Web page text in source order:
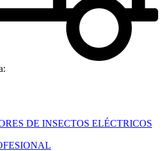
DE INSECTOS ELÉCTRICOS